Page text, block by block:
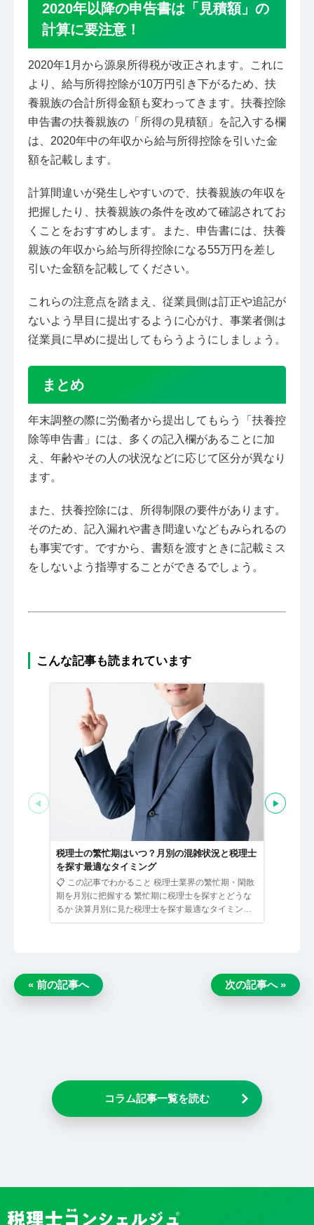
2020年以降の申告書は「見積額」の
計算に要注意！
2020年1月から源泉所得税が改正されます。これに
より、給与所得控除が10万円引き下がるため、扶
養親族の合計所得金額も変わってきます。扶養控除
申告書の扶養親族の「所得の見積額」を記入する欄
は、2020年中の年収から給与所得控除を引いた金
額を記載します。
計算間違いが発生しやすいので、扶養親族の年収を
把握したり、扶養親族の条件を改めて確認されてお
くことをおすすめします。また、申告書には、扶養
親族の年収から給与所得控除になる55万円を差し
引いた金額を記載してください。
これらの注意点を踏まえ、従業員側は訂正や追記が
ないよう早目に提出するように心がけ、事業者側は
従業員に早めに提出してもらうようにしましょう。
まとめ
年末調整の際に労働者から提出してもらう「扶養控
除等申告書」には、多くの記入欄があることに加
え、年齢やその人の状況などに応じて区分が異なり
ます。
また、扶養控除には、所得制限の要件があります。
そのため、記入漏れや書き間違いなどもみられるの
も事実です。ですから、書類を渡すときに記載ミス
をしないよう指導することができるでしょう。
こんな記事も読まれています
◀
税理士の繁忙期はいつ？月別の混雑状況と税理士
を探す最適なタイミング
📋 この記事でわかること 税理士業界の繁忙期・閑散
期を月別に把握する 繁忙期に税理士を探すとどうな
るか 決算月別に見た税理士を探す最適なタイミング
▶
« 前の記事へ 次の記事へ »
コラム記事一覧を読む